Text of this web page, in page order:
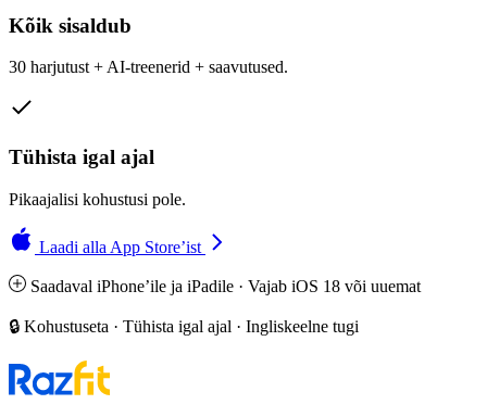
Kõik sisaldub
30 harjutust + AI-treenerid + saavutused.
Tühista igal ajal
Pikaajalisi kohustusi pole.
Laadi alla App Store’ist
Saadaval iPhone’ile ja iPadile · Vajab iOS 18 või uuemat
🔒 Kohustuseta · Tühista igal ajal · Ingliskeelne tugi